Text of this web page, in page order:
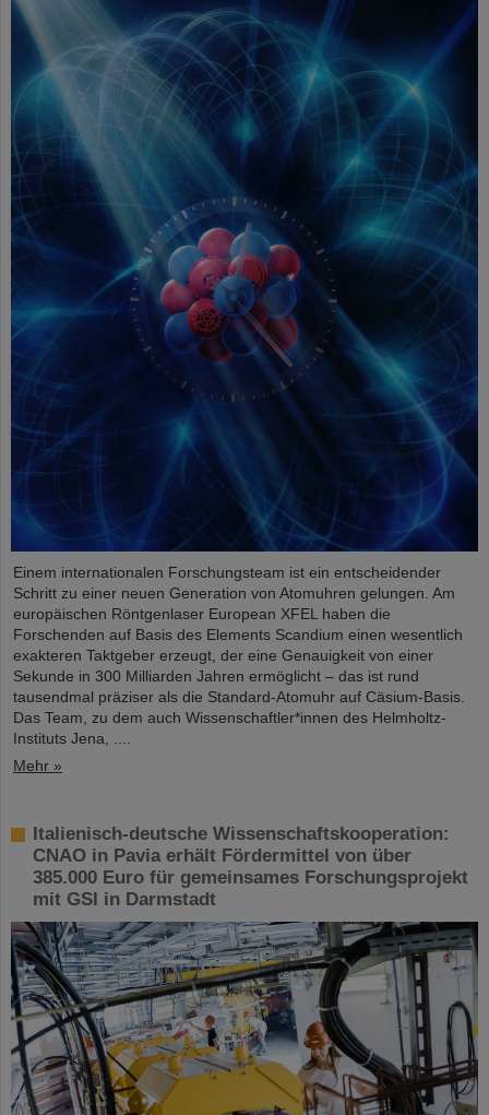
Einem internationalen Forschungsteam ist ein entscheidender
Schritt zu einer neuen Generation von Atomuhren gelungen. Am
europäischen Röntgenlaser European XFEL haben die
Forschenden auf Basis des Elements Scandium einen wesentlich
exakteren Taktgeber erzeugt, der eine Genauigkeit von einer
Sekunde in 300 Milliarden Jahren ermöglicht – das ist rund
tausendmal präziser als die Standard-Atomuhr auf Cäsium-Basis.
Das Team, zu dem auch Wissenschaftler*innen des Helmholtz-
Instituts Jena, ....
Mehr »
Italienisch-deutsche Wissenschaftskooperation:
CNAO in Pavia erhält Fördermittel von über
385.000 Euro für gemeinsames Forschungsprojekt
mit GSI in Darmstadt